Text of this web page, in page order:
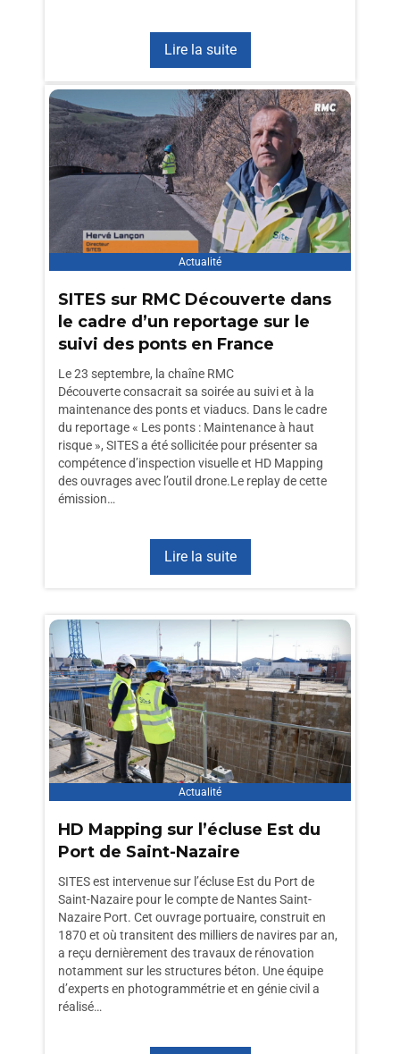
Lire la suite
Actualité
SITES sur RMC Découverte dans
le cadre d’un reportage sur le
suivi des ponts en France
Le 23 septembre, la chaîne RMC
Découverte consacrait sa soirée au suivi et à la
maintenance des ponts et viaducs. Dans le cadre
du reportage « Les ponts : Maintenance à haut
risque », SITES a été sollicitée pour présenter sa
compétence d’inspection visuelle et HD Mapping
des ouvrages avec l’outil drone.Le replay de cette
émission…
Lire la suite
Actualité
HD Mapping sur l’écluse Est du
Port de Saint-Nazaire
SITES est intervenue sur l’écluse Est du Port de
Saint-Nazaire pour le compte de Nantes Saint-
Nazaire Port. Cet ouvrage portuaire, construit en
1870 et où transitent des milliers de navires par an,
a reçu dernièrement des travaux de rénovation
notamment sur les structures béton. Une équipe
d’experts en photogrammétrie et en génie civil a
réalisé…